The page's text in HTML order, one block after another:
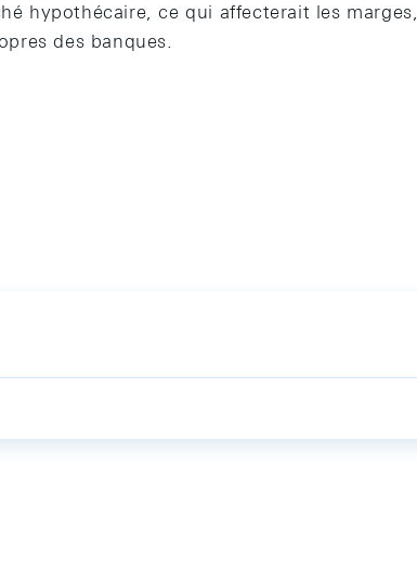
hypothécaire, ce qui affecterait les marges,
des banques.